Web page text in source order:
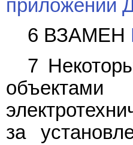
приложении
6 ВЗАМЕН
7
за